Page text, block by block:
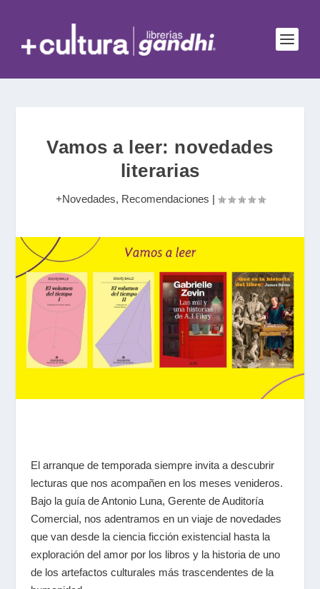
Vamos a leer: novedades
literarias
+Novedades, Recomendaciones |
El arranque de temporada siempre invita a descubrir
lecturas que nos acompañen en los meses venideros.
Bajo la guía de Antonio Luna, Gerente de Auditoría
Comercial, nos adentramos en un viaje de novedades
que van desde la ciencia ficción existencial hasta la
exploración del amor por los libros y la historia de uno
de los artefactos culturales más trascendentes de la